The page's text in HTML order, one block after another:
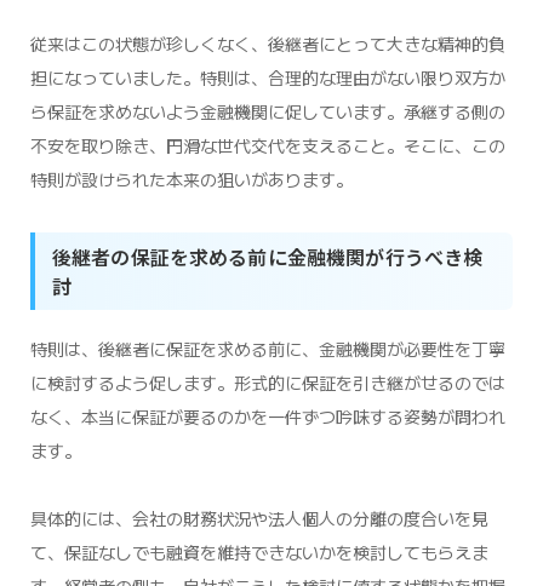
従来はこの状態が珍しくなく、後継者にとって大きな精神的負
担になっていました。特則は、合理的な理由がない限り双方か
ら保証を求めないよう金融機関に促しています。承継する側の
不安を取り除き、円滑な世代交代を支えること。そこに、この
特則が設けられた本来の狙いがあります。
後継者の保証を求める前に金融機関が行うべき検
討
特則は、後継者に保証を求める前に、金融機関が必要性を丁寧
に検討するよう促します。形式的に保証を引き継がせるのでは
なく、本当に保証が要るのかを一件ずつ吟味する姿勢が問われ
ます。
具体的には、会社の財務状況や法人個人の分離の度合いを見
て、保証なしでも融資を維持できないかを検討してもらえま